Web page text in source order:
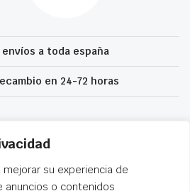
su experiencia de
anuncios o contenidos
envíos a toda españa
en 24-72 horas